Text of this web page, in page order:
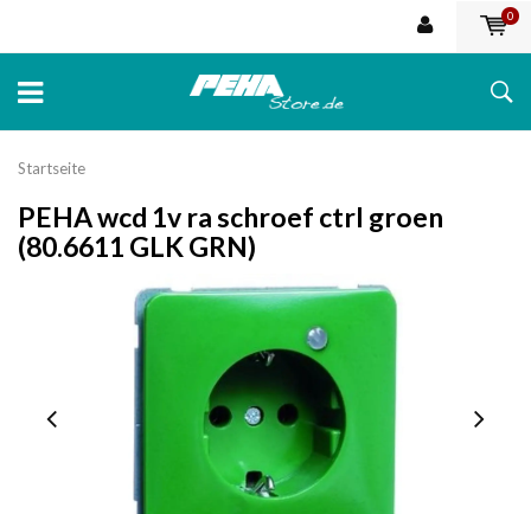
0
Startseite
PEHA wcd 1v ra schroef ctrl groen
(80.6611 GLK GRN)